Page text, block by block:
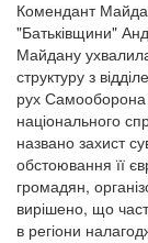
Комендант
"Батьківщини"
Майдану
структуру з
рух Самооборона
національного
названо захист
обстоювання її
громадян,
вирішено, що
в регіони